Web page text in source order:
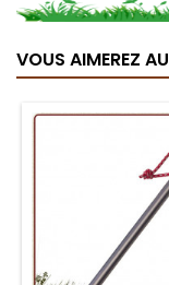
VOUS AIMEREZ